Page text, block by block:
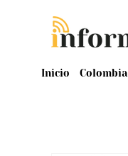
Inicio Colombia